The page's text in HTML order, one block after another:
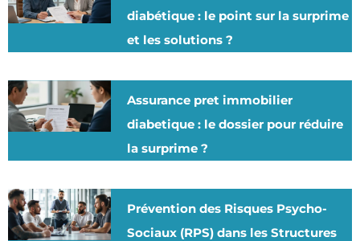
diabétique : le point sur la surprime
et les solutions ?
Assurance pret immobilier
diabetique : le dossier pour réduire
la surprime ?
Prévention des Risques Psycho-
Sociaux (RPS) dans les Structures